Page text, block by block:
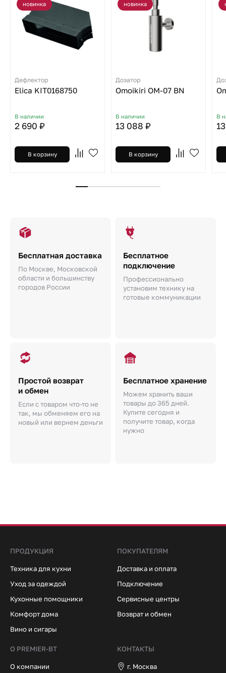
новинка
Дефлектор
Elica KIT0168750
В наличии
2 690 ₽
В корзину
новинка
Дозатор
Omoikiri OM-07 BN
В наличии
13 088 ₽
В корзину
В
Бесплатная доставка
По Москве, Московской
области и большинству
городов России
Бесплатное
подключение
Профессионально
установим технику на
готовые коммуникации
Простой возврат
и обмен
Если с товаром что-то не
так, мы обменяем его на
новый или вернем деньги
Бесплатное хранение
Можем хранить ваши
товары до 365 дней.
Купите сегодня и
получите товар, когда
нужно
ПРОДУКЦИЯ
Техника для кухни
Уход за одеждой
Кухонные помощники
Комфорт дома
Вино и сигары
ПОКУПАТЕЛЯМ
Доставка и оплата
Подключение
Сервисные центры
Возврат и обмен
О PREMIER-BT
О компании
КОНТАКТЫ
г. Москва